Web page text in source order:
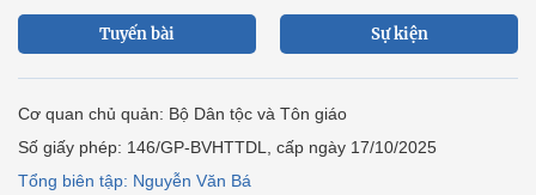
Tuyến bài Sự kiện
Cơ quan chủ quản: Bộ Dân tộc và Tôn giáo
Số giấy phép: 146/GP-BVHTTDL, cấp ngày 17/10/2025
Tổng biên tập: Nguyễn Văn Bá